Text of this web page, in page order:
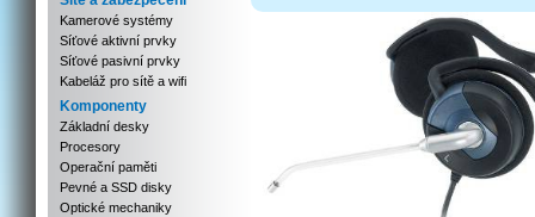
Kamerové systémy
Síťové aktivní prvky
Síťové pasivní prvky
Kabeláž pro sítě a wifi
Komponenty
Základní desky
Procesory
Operační paměti
Pevné a SSD disky
Optické mechaniky